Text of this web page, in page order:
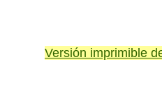
Versión imprimible